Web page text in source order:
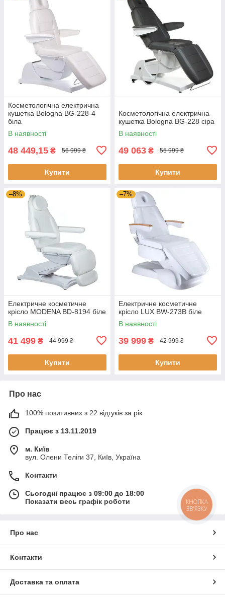
Косметологічна електрична
кушетка Bologna BG-228-4
біла
В наявності
48 449,15 ₴ 56 999 ₴
Купити
Косметологічна електрична
кушетка Bologna BG-228 сіра
В наявності
49 063 ₴ 55 999 ₴
Купити
–8%
Електричне косметичне
крісло MODENA BD-8194 біле
В наявності
41 499 ₴ 44 999 ₴
Купити
–7%
Електричне косметичне
крісло LUX BW-273B біле
В наявності
39 999 ₴ 42 999 ₴
Купити
Про нас
100% позитивних з 22 відгуків за рік
Працює з 13.11.2019
м. Київ
вул. Олени Теліги 37, Київ, Україна
Контакти
Сьогодні працює з 09:00 до 18:00
Показати весь графік роботи
Про нас
Контакти
Доставка та оплата
КНОПКА
ЗВ'ЯЗКУ